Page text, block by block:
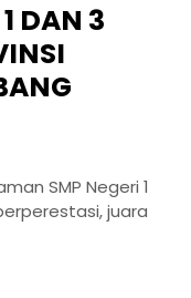
DAN 3
juara